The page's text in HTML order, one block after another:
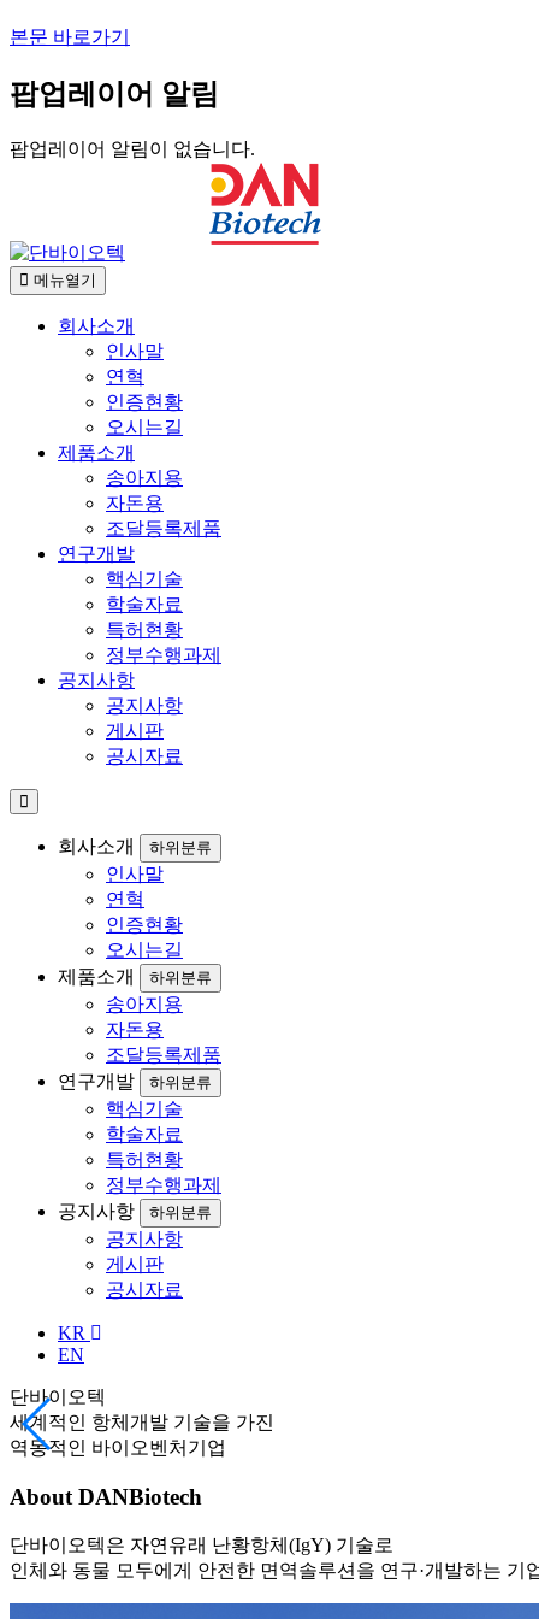
본문 바로가기
팝업레이어 알림
팝업레이어 알림이 없습니다.
메뉴열기
회사소개
인사말
연혁
인증현황
오시는길
제품소개
송아지용
자돈용
조달등록제품
연구개발
핵심기술
학술자료
특허현황
정부수행과제
공지사항
공지사항
게시판
공시자료
회사소개 하위분류
인사말
연혁
인증현황
오시는길
제품소개
하위분류
송아지용
자돈용
조달등록제품
연구개발
하위분류
핵심기술
학술자료
특허현황
정부수행과제
공지사항
하위분류
공지사항
게시판
공시자료
KR
EN
단바이오텍
세계적인 항체개발 기술을 가진
역동적인 바이오벤처기업
About DANBiotech
단바이오텍은 자연유래 난황항체(IgY) 기술로
인체와 동물 모두에게 안전한 면역솔루션을 연구·개발하는 기